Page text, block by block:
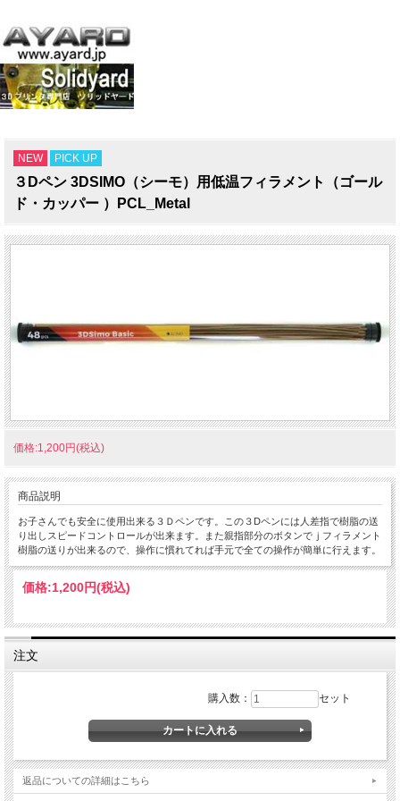
NEW PICK UP
３Dペン 3DSIMO（シーモ）用低温フィラメント（ゴール
ド・カッパー ）PCL_Metal
価格:1,200円(税込)
商品説明
お子さんでも安全に使用出来る３Ｄペンです。この３Dペンには人差指で樹脂の送
り出しスピードコントロールが出来ます。また親指部分のボタンでｊフィラメント
樹脂の送りが出来るので、操作に慣れてれば手元で全ての操作が簡単に行えます。
価格:1,200円(税込)
注文
購入数： セット
返品についての詳細はこちら